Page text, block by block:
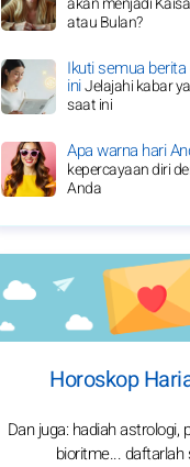
atau Bulan?
Ikuti semua
iniJelajahi kabar
saat ini
Apa warna hari
kepercayaan diri
Anda
Horoskop
Dan juga: hadiah astrologi,
bioritme... daftarlah